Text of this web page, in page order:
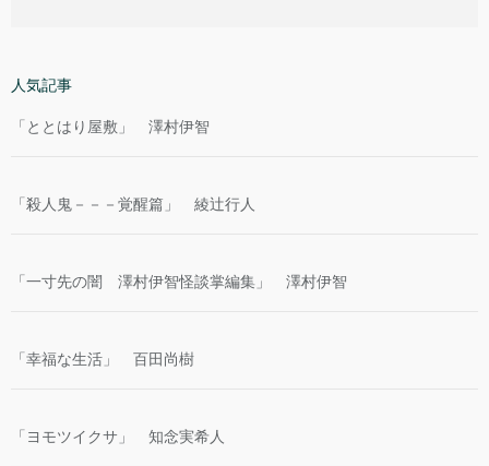
人気記事
「ととはり屋敷」 澤村伊智
「殺人鬼－－－覚醒篇」 綾辻行人
「一寸先の闇 澤村伊智怪談掌編集」 澤村伊智
「幸福な生活」 百田尚樹
「ヨモツイクサ」 知念実希人